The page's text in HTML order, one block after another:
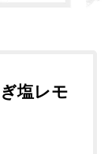
塩レモ